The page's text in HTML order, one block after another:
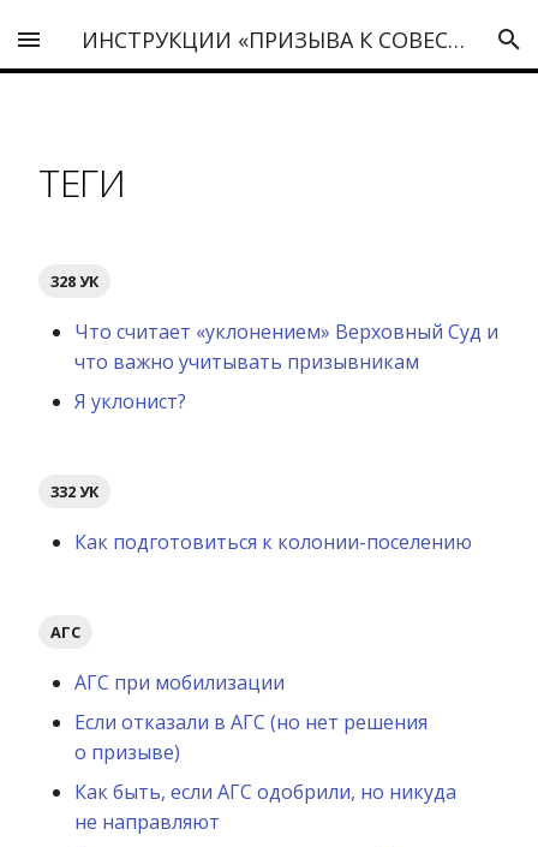
ИНСТРУКЦИИ «ПРИЗЫВА К СОВЕСТИ»
ТЕГИ
328 УК
Что считает «уклонением» Верховный Суд и
что важно учитывать призывникам
Я уклонист?
332 УК
Как подготовиться к колонии-поселению
АГС
АГС при мобилизации
Если отказали в АГС (но нет решения
о призыве)
Как быть, если АГС одобрили, но никуда
не направляют